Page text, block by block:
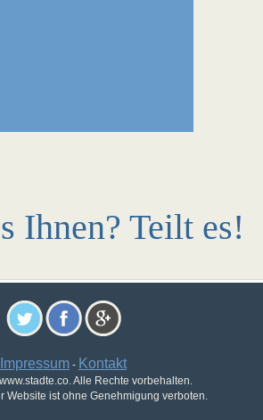
Ihnen? Teilt es!
Impressum - Kontakt
Alle Rechte vorbehalten.
Website ist ohne Genehmigung verboten.